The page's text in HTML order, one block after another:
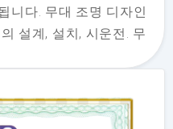
니다. 무대 조명 디자인
설계, 설치, 시운전. 무
서는 상표 "Enbon"이 심
속해 있음을 증명합니